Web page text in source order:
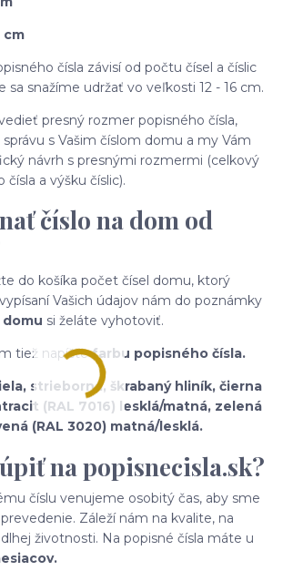
cm
čísla závisí od počtu čísel a číslic
sa snažíme udržať vo veľkosti 12 - 16 cm.
presný rozmer popisného čísla,
s Vašim číslom domu a my Vám
návrh s presnými rozmermi (celkový
a výšku číslic).
číslo na dom od
do košíka počet čísel domu, ktorý
Vašich údajov nám do poznámky
domu si želáte vyhotoviť.
tiež napíštefarbu popisného čísla.
strieborná, škrabaný hliník, čierna
(RAL 7016) lesklá/matná, zelená
(RAL 3020) matná/lesklá.
na popisnecisla.sk?
číslu venujeme osobitý čas, aby sme
Záleží nám na kvalite, na
životnosti. Na popisné čísla máte u